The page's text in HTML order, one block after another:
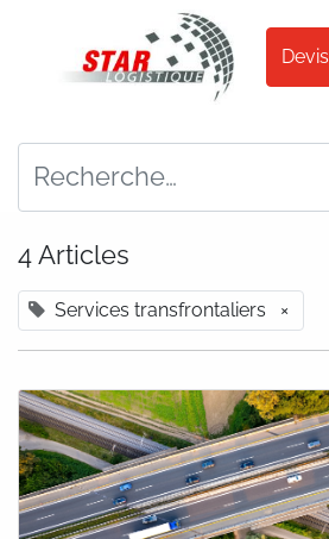
Devis
4 Articles
Services transfrontaliers ×